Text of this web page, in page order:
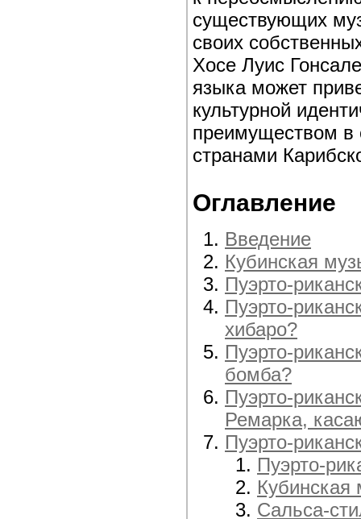
существующих
своих
Хосе Луис
языка может
культурной
преимуществом в
странами
Оглавление
Введение
Кубинская
Пуэрто-
Пуэрто-
хибаро?
Пуэрто-
бомба?
Пуэрто-
Ремарка,
Пуэрто-
Пуэрто-
Кубинская
Сальса-